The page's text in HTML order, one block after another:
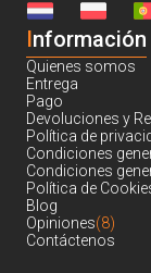
Información
Quienes somos
Entrega
Pago
Devoluciones y
Política de
Condiciones
Condiciones
Política de
Blog
Opiniones(8)
Contáctenos